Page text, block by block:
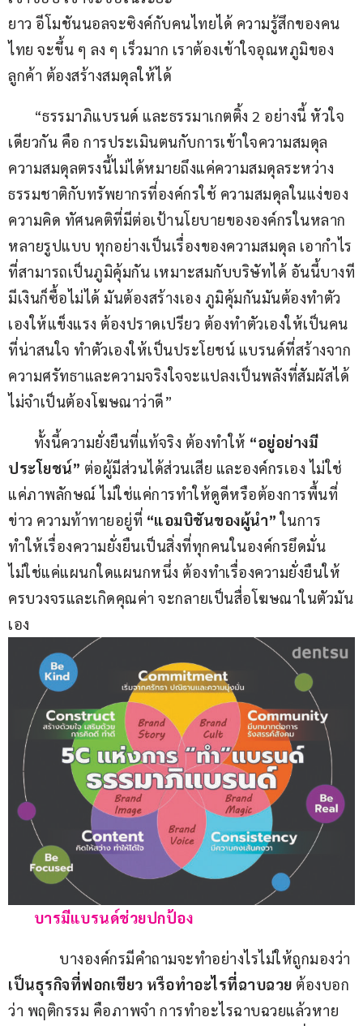
ยาว อีโมชันนอลจะซิงค์กับคนไทยได้ ความรู้สึกของคน
ไทย จะขึ้น ๆ ลง ๆ เร็วมาก เราต้องเข้าใจอุณหภูมิของ
ลูกค้า ต้องสร้างสมดุลให้ได้
“ธรรมาภิแบรนด์ และธรรมาเกตติ้ง 2 อย่างนี้ หัวใจ
เดียวกัน คือ การประเมินตนกับการเข้าใจความสมดุล
ความสมดุลตรงนี้ไม่ได้หมายถึงแค่ความสมดุลระหว่าง
ธรรมชาติกับทรัพยากรที่องค์กรใช้ ความสมดุลในแง่ของ
ความคิด ทัศนคติที่มีต่อเป้านโยบายขององค์กรในหลาก
หลายรูปแบบ ทุกอย่างเป็นเรื่องของความสมดุล เอากำไร
ที่สามารถเป็นภูมิคุ้มกัน เหมาะสมกับบริษัทได้ อันนี้บางที
มีเงินก็ซื้อไม่ได้ มันต้องสร้างเอง ภูมิคุ้มกันมันต้องทำตัว
เองให้แข็งแรง ต้องปราดเปรียว ต้องทำตัวเองให้เป็นคน
ที่น่าสนใจ ทำตัวเองให้เป็นประโยชน์ แบรนด์ที่สร้างจาก
ความศรัทธาและความจริงใจจะแปลงเป็นพลังที่สัมผัสได้
ไม่จำเป็นต้องโฆษณาว่าดี”
ทั้งนี้ความยั่งยืนที่แท้จริง ต้องทำให้ “อยู่อย่างมี
ประโยชน์” ต่อผู้มีส่วนได้ส่วนเสีย และองค์กรเอง ไม่ใช่
แค่ภาพลักษณ์ ไม่ใช่แค่การทำให้ดูดีหรือต้องการพื้นที่
ข่าว ความท้าทายอยู่ที่ “แอมบิชันของผู้นำ” ในการ
ทำให้เรื่องความยั่งยืนเป็นสิ่งที่ทุกคนในองค์กรยึดมั่น
ไม่ใช่แค่แผนกใดแผนกหนึ่ง ต้องทำเรื่องความยั่งยืนให้
ครบวงจรและเกิดคุณค่า จะกลายเป็นสื่อโฆษณาในตัวมัน
เอง
บารมีแบรนด์ช่วยปกป้อง
บางองค์กรมีคำถามจะทำอย่างไรไม่ให้ถูกมองว่า
เป็นธุรกิจที่ฟอกเขียว หรือทำอะไรที่ฉาบฉวย ต้องบอก
ว่า พฤติกรรม คือภาพจำ การทำอะไรฉาบฉวยแล้วหาย